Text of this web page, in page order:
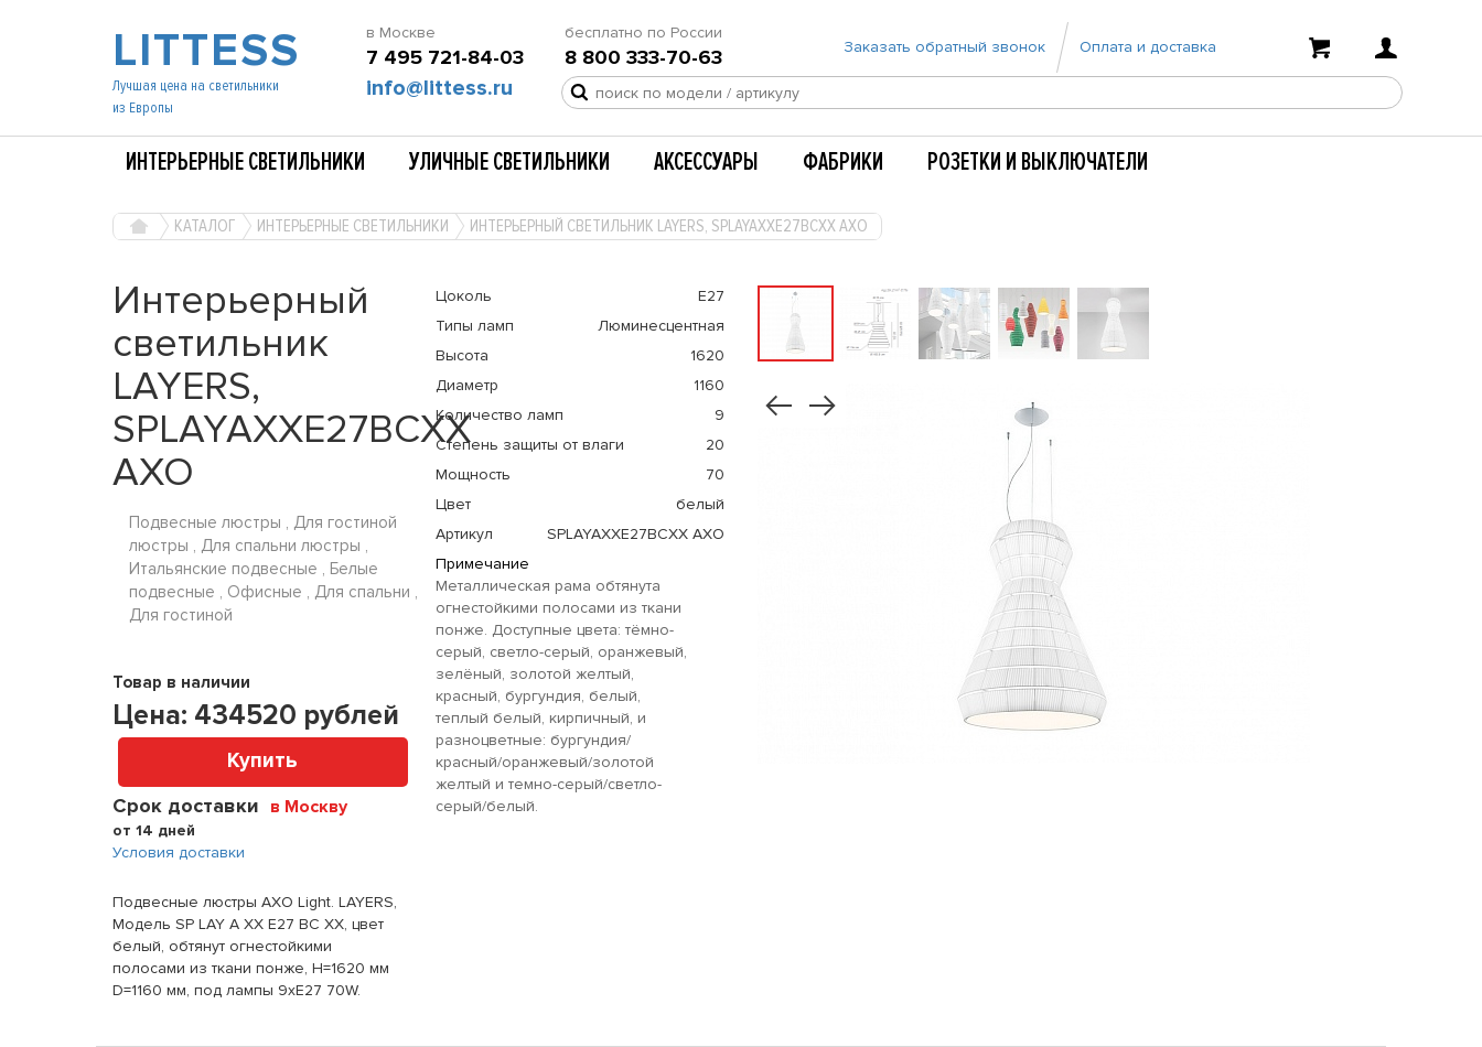
LITTESS
Лучшая цена на светильники
из Европы
в Москве
7 495 721-84-03
бесплатно по России
8 800 333-70-63 Заказать обратный звонок Оплата и доставка
info@littess.ru
ИНТЕРЬЕРНЫЕ СВЕТИЛЬНИКИ УЛИЧНЫЕ СВЕТИЛЬНИКИ АКСЕССУАРЫ ФАБРИКИ РОЗЕТКИ И ВЫКЛЮЧАТЕЛИ
КАТАЛОГ ИНТЕРЬЕРНЫЕ СВЕТИЛЬНИКИ ИНТЕРЬЕРНЫЙ СВЕТИЛЬНИК LAYERS, SPLAYAXXE27BCXX AXO
Интерьерный
светильник
LAYERS,
SPLAYAXXE27BCXX
AXO
Подвесные люстры , Для гостиной
люстры , Для спальни люстры ,
Итальянские подвесные , Белые
подвесные , Офисные , Для спальни ,
Для гостиной
Товар в наличии
Цена: 434520 рублей
Купить
Срок доставки в Москву
от 14 дней
Условия доставки
Подвесные люстры AXO Light. LAYERS,
Модель SP LAY A XX E27 BC XX, цвет
белый, обтянут огнестойкими
полосами из ткани понже, H=1620 мм
D=1160 мм, под лампы 9xE27 70W.
Цоколь
E27
Типы ламп
Люминесцентная
Высота
1620
Диаметр
1160
Количество ламп
9
Степень защиты от влаги
20
Мощность
70
Цвет
белый
Артикул
SPLAYAXXE27BCXX AXO
Примечание
Металлическая рама обтянута
огнестойкими полосами из ткани
понже. Доступные цвета: тёмно-
серый, светло-серый, оранжевый,
зелёный, золотой желтый,
красный, бургундия, белый,
теплый белый, кирпичный, и
разноцветные: бургундия/
красный/оранжевый/золотой
желтый и темно-серый/светло-
серый/белый.